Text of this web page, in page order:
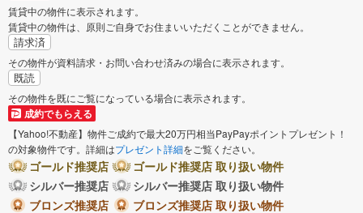
賃貸中の物件に表示されます。
賃貸中の物件は、原則ご自身でお住まいいただくことができません。
請求済
その物件が資料請求・お問い合わせ済みの場合に表示されます。
既読
その物件を既にご覧になっている場合に表示されます。
成約でもらえる
【Yahoo!不動産】物件ご成約で最大20万円相当PayPayポイントプレゼント！
の対象物件です。詳細はプレゼント詳細をご覧ください。
ゴールド推奨店
ゴールド推奨店 取り扱い物件
シルバー推奨店
シルバー推奨店 取り扱い物件
ブロンズ推奨店
ブロンズ推奨店 取り扱い物件